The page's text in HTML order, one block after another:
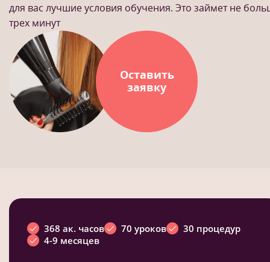
для вас лучшие условия обучения. Это займет не
трех минут
Оставить
заявку
368 ак. часов 70 уроков
30 процедур
4-9 месяцев